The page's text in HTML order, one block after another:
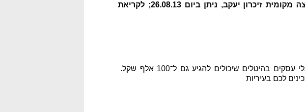
עת"מ 2188-09-09 תעשיות חרושת חומרי נפץ (1997) בע"מ נ' מועצה מקומית זיכרון יעקב, ניתן ביום 26.08.13; לקריאת
הרשויות המקומיות לא מסתפקות בגביית ארנונה ומחייבות תושבים ובעלי עסקים בהיטלים שיכולים להגיע גם ל־100 אלף שקל.
לכם בעיריות